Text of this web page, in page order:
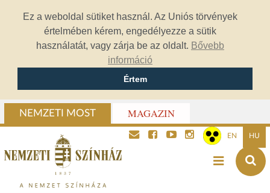
Ez a weboldal sütiket használ. Az Uniós törvények
értelmében kérem, engedélyezze a sütik
használatát, vagy zárja be az oldalt. Bővebb
információ
Értem
NEMZETI MOST MAGAZIN
EN HU